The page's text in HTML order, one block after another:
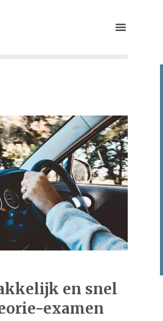
en snel
examen